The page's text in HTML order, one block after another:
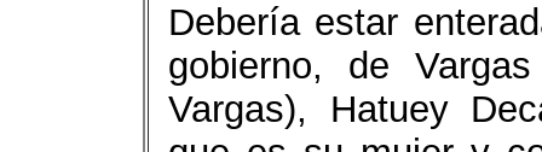
Debería estar
gobierno, de
Vargas), Hatuey